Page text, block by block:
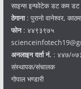
साइन्स इन्फोटेक डट कम डट
ठेगाना: पुरानो वानेश्वर,
फोन: ४४९३९७५
अनलाइन दर्ता नं. : ४४७/
संस्थापक/संचालक
गोपाल भण्डारी